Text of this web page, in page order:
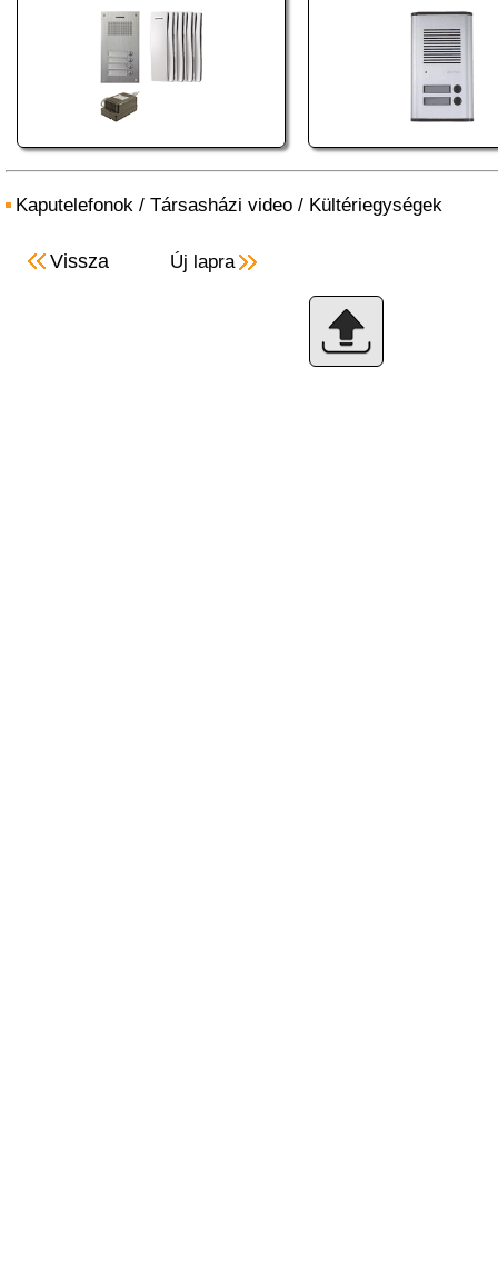
Kaputelefonok / Társasházi video / Kültériegységek
Vissza Új lapra